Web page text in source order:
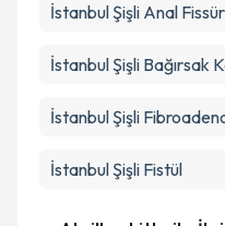
İstanbul Şişli Anal
İstanbul Şişli Bağırsak
İstanbul Şişli
İstanbul Şişli Fistül